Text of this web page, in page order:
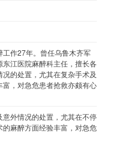
作27年。曾任乌鲁木齐军
江医院麻醉科主任，擅长各
的处置，尤其在复杂手术及
，对急危患者抢救亦颇有心
外情况的处置，尤其在不停
麻醉方面经验丰富，对急危